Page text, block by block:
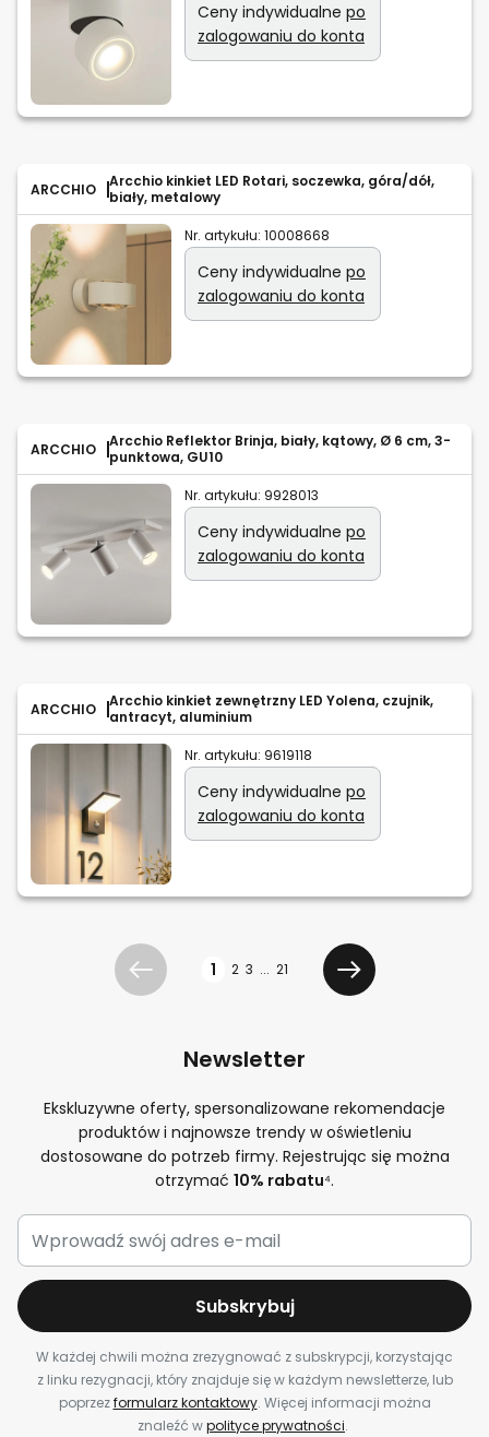
Ceny indywidualne po
zalogowaniu do konta
ARCCHIO
Arcchio kinkiet LED Rotari, soczewka, góra/dół,
biały, metalowy
Nr. artykułu: 10008668
Ceny indywidualne po
zalogowaniu do konta
ARCCHIO
Arcchio Reflektor Brinja, biały, kątowy, Ø 6 cm, 3-
punktowa, GU10
Nr. artykułu: 9928013
Ceny indywidualne po
zalogowaniu do konta
ARCCHIO
Arcchio kinkiet zewnętrzny LED Yolena, czujnik,
antracyt, aluminium
Nr. artykułu: 9619118
Ceny indywidualne po
zalogowaniu do konta
Poprzedni 1 2 3 ... 21
Dalej
Newsletter
Ekskluzywne oferty, spersonalizowane rekomendacje
produktów i najnowsze trendy w oświetleniu
dostosowane do potrzeb firmy. Rejestrując się można
otrzymać 10% rabatu⁴.
Subskrybuj
W każdej chwili można zrezygnować z subskrypcji, korzystając
z linku rezygnacji, który znajduje się w każdym newsletterze, lub
poprzezformularz kontaktowy. Więcej informacji można
znaleźć wpolityce prywatności.